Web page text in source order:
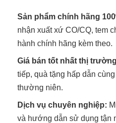
Sản phẩm chính hãng
nhận xuất xứ CO/CQ, tem
hành chính hãng kèm theo.
Giá bán tốt nhất thị
tiếp, quà tặng hấp dẫn
thường niên.
Dịch vụ chuyên nghiệp:
và hướng dẫn sử dụng tận